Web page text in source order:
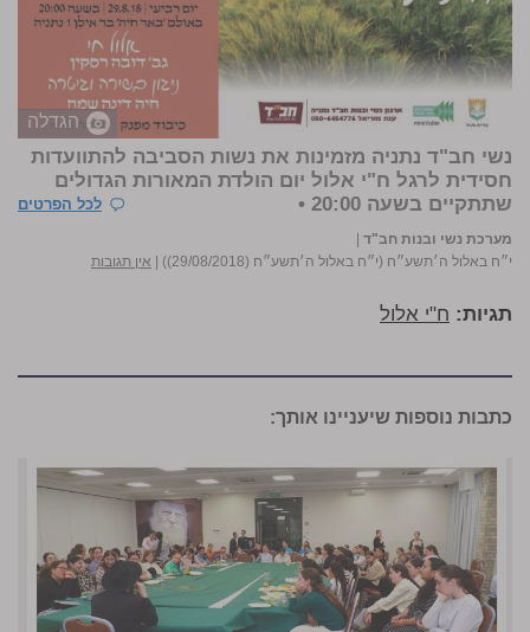
הגדלה
נשי חב"ד נתניה מזמינות את נשות הסביבה להתוועדות
חסידית לרגל ח"י אלול יום הולדת המאורות הגדולים
שתתקיים בשעה 20:00 •
לכל הפרטים
מערכת נשי ובנות חב"ד
י״ח באלול ה׳תשע״ח (י״ח באלול ה׳תשע״ח (29/08/2018))
אין תגובות
תגיות: ח"י אלול
כתבות נוספות שיעניינו אותך: